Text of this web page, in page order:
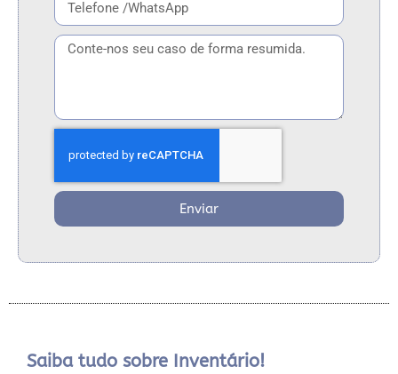
Enviar
Saiba tudo sobre Inventário!